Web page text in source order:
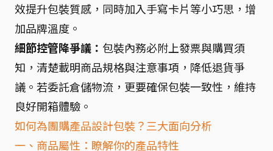
效提升包裝質感，同時加入手寫卡片等小巧思，增
加品牌溫度。
細節控管降爭議： 包裝內務必附上發票與購買須
知，清楚載明商品規格與注意事項，降低退貨爭
議。若委託倉儲物流，更要確保包裝一致性，維持
良好開箱體驗。
如何為團購產品設計包裝？三大面向分析
一、商品屬性：瞭解你的產品特性